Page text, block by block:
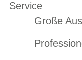
Service
Große